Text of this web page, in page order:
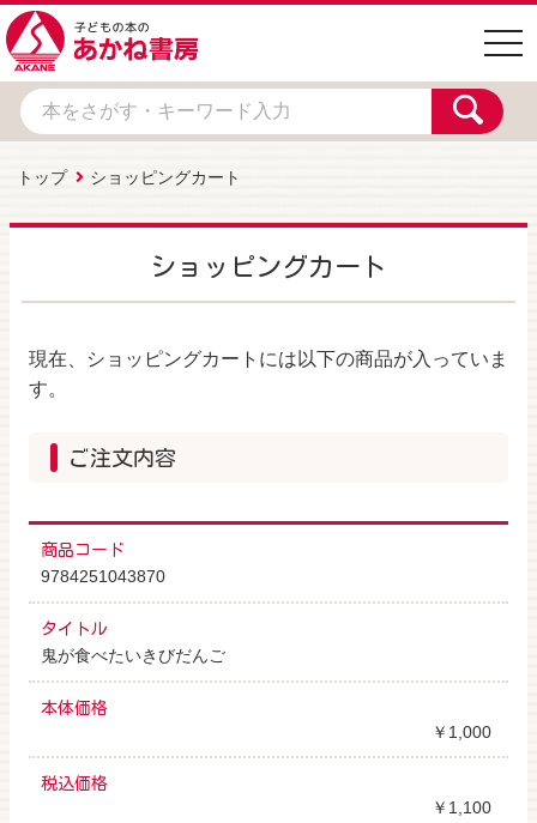
トップ ショッピングカート
ショッピングカート
現在、ショッピングカートには以下の商品が入っていま
す。
ご注文内容
商品コード
9784251043870
タイトル
鬼が食べたいきびだんご
本体価格
￥1,000
税込価格
￥1,100